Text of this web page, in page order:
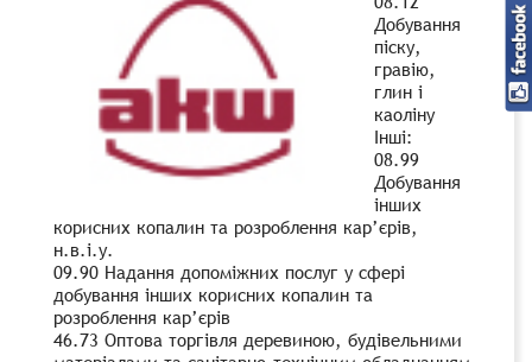
Добування
піску,
гравію,
глин і
каоліну
Інші:
08.99
Добування
інших
корисних копалин та розроблення кар’єрів,
н.в.і.у.
09.90 Надання допоміжних послуг у сфері
добування інших корисних копалин та
розроблення кар’єрів
46.73 Оптова торгівля деревиною, будівельними